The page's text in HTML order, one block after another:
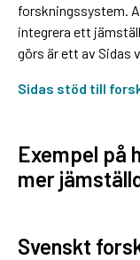
forskningssystem.
integrera ett
görs är ett av Sidas
Sidas stöd till
Exempel på
mer
Svenskt